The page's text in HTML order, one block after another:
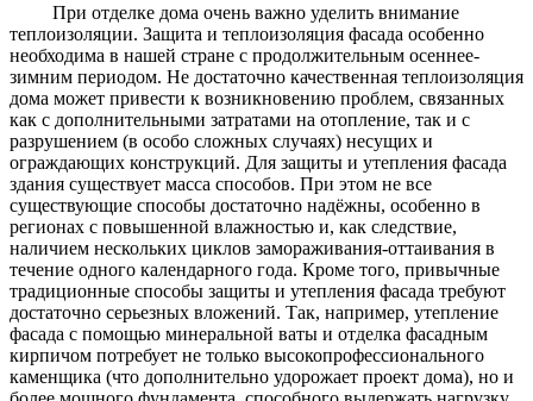
При отделке дома очень важно уделить внимание
теплоизоляции. Защита и теплоизоляция фасада особенно
необходима в нашей стране с продолжительным осеннее-
зимним периодом. Не достаточно качественная теплоизоляция
дома может привести к возникновению проблем, связанных
как с дополнительными затратами на отопление, так и с
разрушением (в особо сложных случаях) несущих и
ограждающих конструкций. Для защиты и утепления фасада
здания существует масса способов. При этом не все
существующие способы достаточно надёжны, особенно в
регионах с повышенной влажностью и, как следствие,
наличием нескольких циклов замораживания-оттаивания в
течение одного календарного года. Кроме того, привычные
традиционные способы защиты и утепления фасада требуют
достаточно серьезных вложений. Так, например, утепление
фасада с помощью минеральной ваты и отделка фасадным
кирпичом потребует не только высокопрофессионального
каменщика (что дополнительно удорожает проект дома), но и